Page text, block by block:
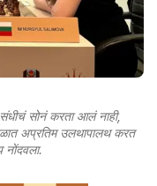
सोनं करता आलं नाही,
अप्रतिम उलथापालथ करत
नोंदवला.